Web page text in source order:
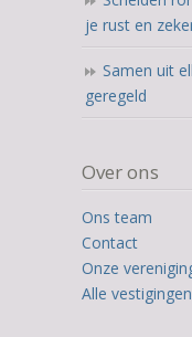
je rust en
Samen uit
geregeld
Over ons
Ons team
Contact
Onze
Alle vestigingen